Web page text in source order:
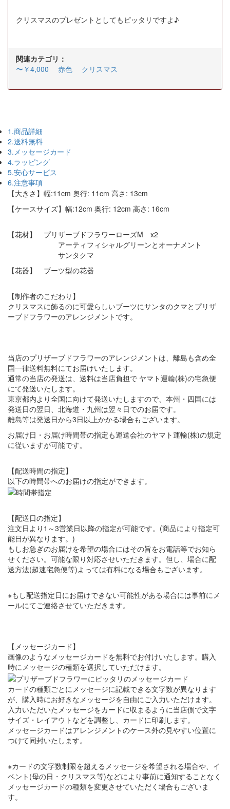
クリスマスのプレゼントとしてもピッタリですよ♪
関連カテゴリ：
〜￥4,000
赤色 クリスマス
1.商品詳細
2.送料無料
3.メッセージカード
4.ラッピング
5.安心サービス
6.注意事項
【大きさ】幅:11cm 奥行: 11cm 高さ: 13cm
【ケースサイズ】幅:12cm 奥行: 12cm 高さ: 16cm
【花材】 プリザーブドフラワーローズM x2
アーティフィシャルグリーンとオーナメント
サンタクマ
【花器】 ブーツ型の花器
【制作者のこだわり】
クリスマスに飾るのに可愛らしいブーツにサンタのクマとプリザ
ーブドフラワーのアレンジメントです。
当店のプリザーブドフラワーのアレンジメントは、離島も含め全
国一律送料無料にてお届けいたします。
通常の当店の発送は、送料は当店負担で ヤマト運輸(株)の宅急便
にて発送いたします。
東京都内より全国に向けて発送いたしますので、本州・四国には
発送日の翌日、北海道・九州は翌々日でのお届です。
離島等は発送日から3日以上かかる場合もございます。
お届け日・お届け時間帯の指定も運送会社のヤマト運輸(株)の規定
に従いますが可能です。
【配送時間の指定】
以下の時間帯へのお届けの指定ができます。
【配送日の指定】
注文日より1～3営業日以降の指定が可能です。(商品により指定可
能日が異なります。)
もしお急ぎのお届けを希望の場合にはその旨をお電話等でお知ら
せください。可能な限り対応させいただきます。但し、場合に配
送方法(超速宅急便等)よっては有料になる場合もございます。
※もし配送指定日にお届けできない可能性がある場合には事前にメ
ールにてご連絡させていただきます。
【メッセージカード】
画像のようなメッセージカードを無料でお付けいたします。購入
時にメッセージの種類を選択していただけます。
カードの種類ごとにメッセージに記載できる文字数が異なります
が、購入時にお好きなメッセージを自由にご入力いただけます。
入力いただいたメッセージをカードに収まるように当店側で文字
サイズ・レイアウトなどを調整し、カードに印刷します。
メッセージカードはアレンジメントのケース外の見やすい位置に
つけて同封いたします。
※カードの文字数制限を超えるメッセージを希望される場合や、イ
ベント(母の日・クリスマス等)などにより事前に通知することなく
メッセージカードの種類を変更させていただく場合もございま
す。